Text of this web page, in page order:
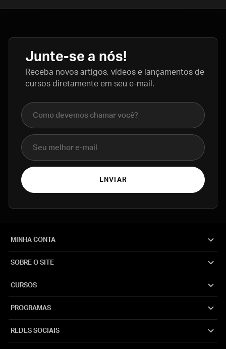
Junte-se a nós!
Receba novos artigos, vídeos e lançamentos de
cursos diretamente em seu e-mail.
Nome completo
E-mail
ENVIAR
MINHA CONTA
SOBRE O SITE
CURSOS
PROGRAMAS
REDES SOCIAIS